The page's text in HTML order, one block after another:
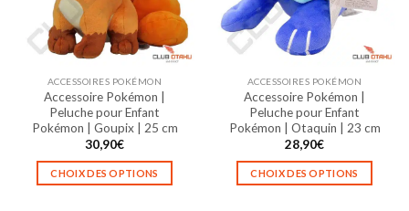
être
choisies
sur
page
produit
ACCESSOIRES POKÉMON
Accessoire Pokémon |
Peluche pour Enfant
Pokémon | Goupix | 25 cm
30,90€
CHOIX DES OPTIONS
ACCESSOIRES POKÉMON
Accessoire Pokémon |
Peluche pour Enfant
Pokémon | Otaquin | 23 cm
28,90€
CHOIX DES OPTIONS